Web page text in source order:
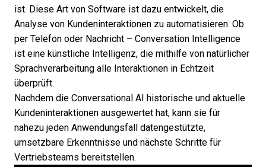
ist. Diese Art von Software ist dazu entwickelt, die
Analyse von Kundeninteraktionen zu automatisieren. Ob
per Telefon oder Nachricht – Conversation Intelligence
ist eine künstliche Intelligenz, die mithilfe von natürlicher
Sprachverarbeitung alle Interaktionen in Echtzeit
überprüft.
Nachdem die Conversational AI historische und aktuelle
Kundeninteraktionen ausgewertet hat, kann sie für
nahezu jeden Anwendungsfall datengestützte,
umsetzbare Erkenntnisse und nächste Schritte für
Vertriebsteams bereitstellen.